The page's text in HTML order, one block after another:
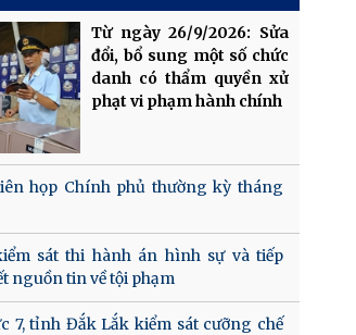
Từ ngày 26/9/2026: Sửa
đổi, bổ sung một số chức
danh có thẩm quyền xử
phạt vi phạm hành chính
họp Chính phủ thường kỳ tháng
sát thi hành án hình sự và tiếp
nguồn tin về tội phạm
7, tỉnh Đắk Lắk kiểm sát cưỡng chế